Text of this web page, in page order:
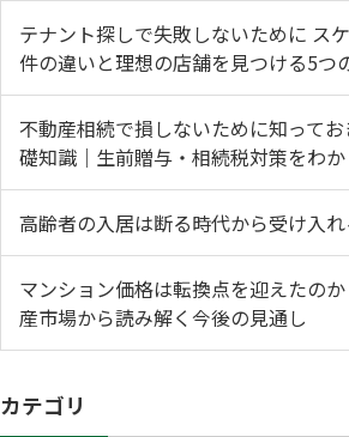
テナント探しで失敗しないために ス
件の違いと理想の店舗を見つける5つ
不動産相続で損しないために知って
礎知識｜生前贈与・相続税対策をわ
高齢者の入居は断る時代から受け入
マンション価格は転換点を迎えたの
産市場から読み解く今後の見通し
カテゴリ